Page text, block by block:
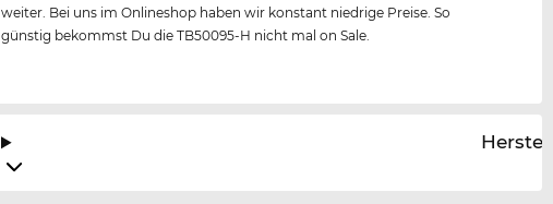
weiter. Bei uns im Onlineshop haben wir konstant niedrige Preise. So
günstig bekommst Du die TB50095-H nicht mal on Sale.